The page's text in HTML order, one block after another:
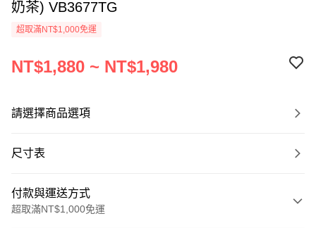
奶茶) VB3677TG
超取滿NT$1,000免運
NT$1,880 ~ NT$1,980
請選擇商品選項
尺寸表
付款與運送方式
超取滿NT$1,000免運